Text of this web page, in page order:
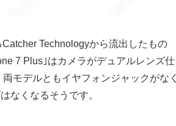
Technologyから流出したもの
7 Plus｣はカメラがデュアルレンズ仕
モデルともイヤフォンジャックがなく
なくなるそうです。